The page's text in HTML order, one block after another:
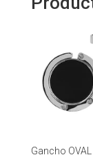
Gancho